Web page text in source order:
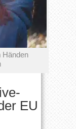
Händen
EU